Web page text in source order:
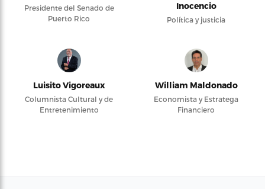
Presidente del Senado de
Puerto Rico
Inocencio
Política y justicia
Luisito Vigoreaux
Columnista Cultural y de
Entretenimiento
William Maldonado
Economista y Estratega
Financiero